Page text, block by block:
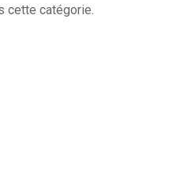
cette catégorie.